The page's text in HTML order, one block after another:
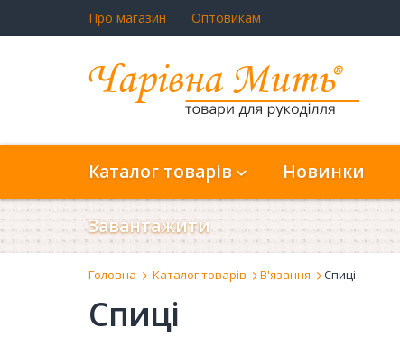
Про магазин Оптовикам
Каталог товарів Новинки
Завантажити
Головна Каталог товарів В'язання Спиці
Спиці